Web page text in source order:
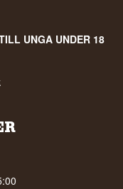
UNGA UNDER 18